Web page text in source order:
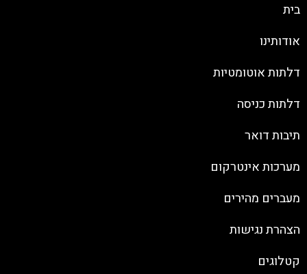
בית
אודותינו
דלתות אוטומטיות
דלתות כניסה
תיבות דואר
מערכות אינטרקום
מעברים מהירים
הצהרת נגישות
קטלוגים